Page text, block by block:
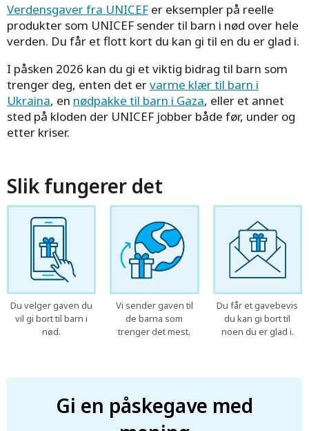
Verdensgaver fra UNICEF er eksempler på reelle
produkter som UNICEF sender til barn i nød over hele
verden. Du får et flott kort du kan gi til en du er glad i.
I påsken 2026 kan du gi et viktig bidrag til barn som
trenger deg, enten det ervarme klær til barn i
Ukraina, en nødpakke til barn i Gaza, eller et annet
sted på kloden der UNICEF jobber både før, under og
etter kriser.
Slik fungerer det
Du velger gaven du
vil gi bort til barn i
nød.
Vi sender gaven til
de barna som
trenger det mest.
Du får et gavebevis
du kan gi bort til
noen du er glad i.
Gi en påskegave med